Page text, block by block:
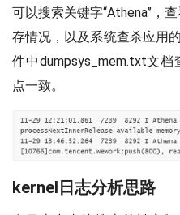
可以搜索关键字“Athena”，
存情况，以及系统查杀应用
件中dumpsys_mem.txt文
点一致。
kernel日志分析思路